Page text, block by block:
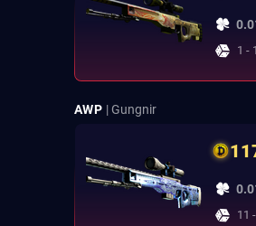
1 -
AWP | Gungnir
11